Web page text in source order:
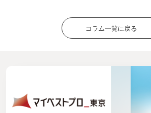
コラム一覧に戻る